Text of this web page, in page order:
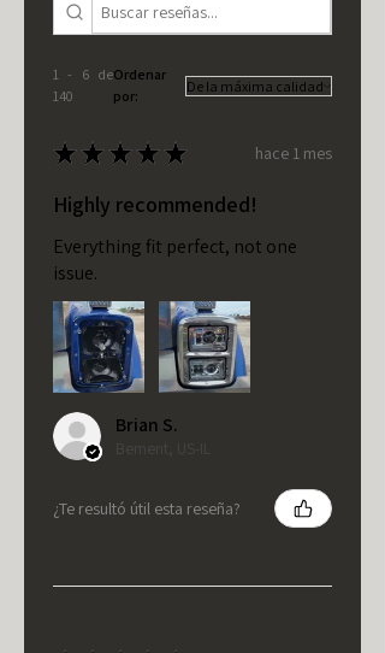
1 - 6 de
140
Ordenar
por:
★ ★ ★ ★ ★ hace 1 mes
Highly recommended!
Everything fit perfect, not one
issue.
Brian S.
Bement, US-IL
¿Te resultó útil esta reseña?